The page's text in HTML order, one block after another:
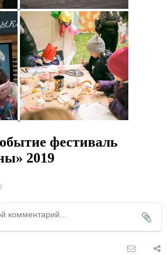
фестиваль
2019